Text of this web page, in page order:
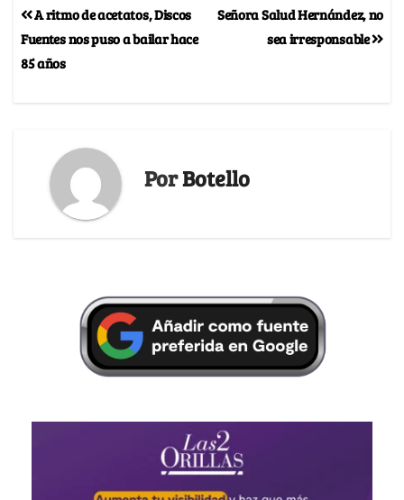
Señora Salud Hernández, no
sea irresponsable
A ritmo de acetatos, Discos
Fuentes nos puso a bailar hace
85 años
PorBotello